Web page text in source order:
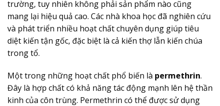
trường, tuy nhiên không phải sản phẩm nào cũng
mang lại hiệu quả cao. Các nhà khoa học đã nghiên cứu
và phát triển nhiều hoạt chất chuyên dụng giúp tiêu
diệt kiến tận gốc, đặc biệt là cả kiến thợ lẫn kiến chúa
trong tổ.
Một trong những hoạt chất phổ biến là permethrin.
Đây là hợp chất có khả năng tác động mạnh lên hệ thần
kinh của côn trùng. Permethrin có thể được sử dụng